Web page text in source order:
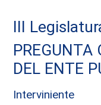
III
PREGUNTA
DEL ENTE
Interviniente